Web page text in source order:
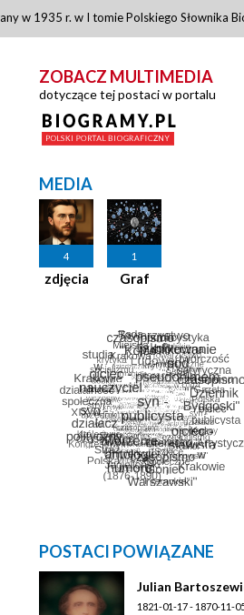
w 1935 r. w I tomie Polskiego Słownika
ZOBACZ MULTIMEDIA
dotyczące tej postaci w portalu
MEDIA
4
zdjęcia
1
Graf
POSTACI POWIĄZANE
Julian
1821-01-17 - 1870-11-